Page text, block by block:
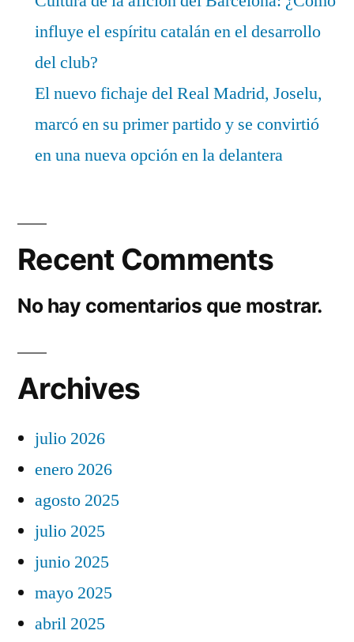
influye el espíritu catalán en el desarrollo
del club?
El nuevo fichaje del Real Madrid, Joselu,
marcó en su primer partido y se convirtió
en una nueva opción en la delantera
Recent Comments
No hay comentarios que mostrar.
Archives
julio 2026
enero 2026
agosto 2025
julio 2025
junio 2025
mayo 2025
abril 2025